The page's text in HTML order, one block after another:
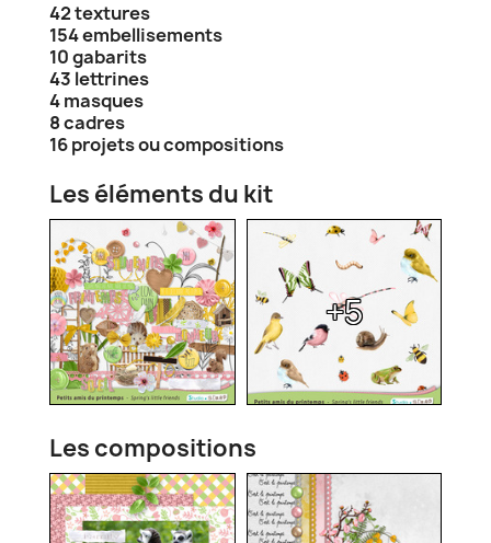
42 textures
154 embellisements
10 gabarits
43 lettrines
4 masques
8 cadres
16 projets ou compositions
Les éléments du kit
+5
Les compositions